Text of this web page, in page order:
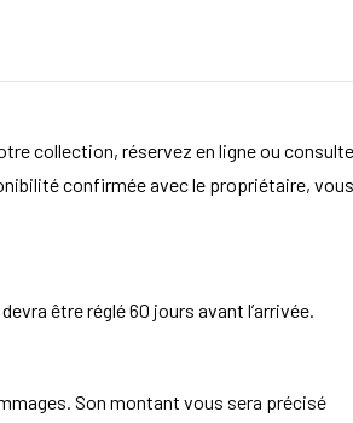
collection, réservez en ligne ou
confirmée avec le propriétaire, vous
être réglé 60 jours avant l’arrivée.
Son montant vous sera précisé